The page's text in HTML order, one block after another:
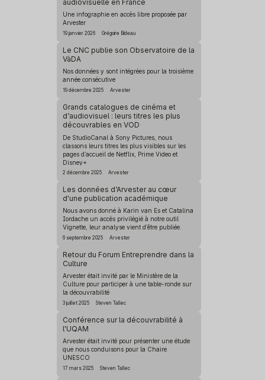
audiovisuelle en France
Une infographie en accès libre proposée par
Arvester
Grégoire Bideau
19 janvier 2026
Le CNC publie son Observatoire de la
VàDA
Nos données y sont intégrées pour la troisième
année consécutive
Arvester
19 décembre 2025
Grands catalogues de cinéma et
d’audiovisuel : leurs titres les plus
découvrables en VOD
De StudioCanal à Sony Pictures, nous
classons leurs titres les plus visibles sur les
pages d’accueil de Netflix, Prime Video et
Disney+
Arvester
2 décembre 2025
Les données d’Arvester au cœur
d'une publication académique
Nous avons donné à Karin van Es et Catalina
Iordache un accès privilégié à notre outil
Vignette, leur analyse vient d’être publiée.
Arvester
6 septembre 2025
Retour du Forum Entreprendre dans la
Culture
Arvester était invité par le Ministère de la
Culture pour participer à une table-ronde sur
la découvrabilité
Steven Tallec
3 juillet 2025
Conférence sur la découvrabilité à
l'UQAM
Arvester était invité pour présenter une étude
que nous conduisons pour la Chaire
UNESCO
Steven Tallec
17 mars 2025